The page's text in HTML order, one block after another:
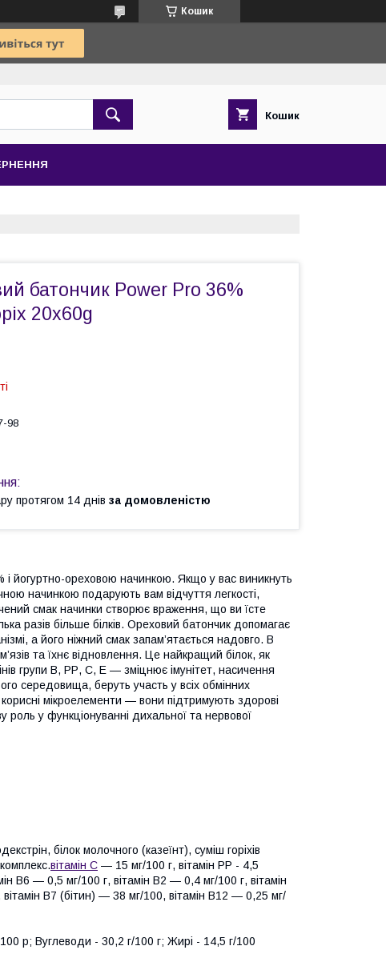
Кошик
Кошик
батончик Power Pro 36%
20x60g
98
протягом 14 днів за домовленістю
і йогуртно-ореховою начинкою. Якщо у вас виникнуть
начинкою подарують вам відчуття легкості,
смак начинки створює враження, що ви їсте
разів більше білків. Ореховий батончик допомагає
а його ніжний смак запам’ятається надовго. В
та їхнє відновлення. Це найкращий білок, як
групи В, РР, С, Е — зміцнює імунітет, насичення
середовища, беруть участь у всіх обмінних
корисні мікроелементи — вони підтримують здорові
роль у функціонуванні дихальної та нервової
білок молочного (казеїнт), суміш горіхів
вітамін С — 15 мг/100 г, вітамін РР - 4,5
В6 — 0,5 мг/100 г, вітамін В2 — 0,4 мг/100 г, вітамін
В7 (бітин) — 38 мг/100, вітамін В12 — 0,25 мг/
р; Вуглеводи - 30,2 г/100 г; Жирі - 14,5 г/100